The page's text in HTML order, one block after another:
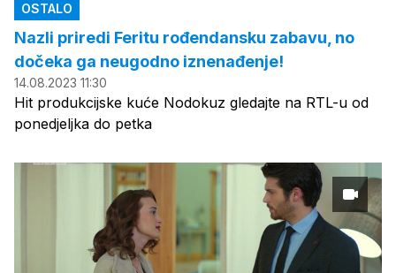
OSTALO
Nazli priredi Feritu rođendansku zabavu, no
dočeka ga neugodno iznenađenje!
14.08.2023 11:30
Hit produkcijske kuće Nodokuz gledajte na RTL-u od
ponedjeljka do petka